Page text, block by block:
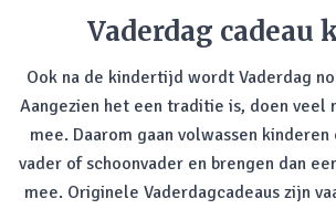
Vaderdag cadeau
Ook na de kindertijd wordt Vaderdag
Aangezien het een traditie is, doen veel
mee. Daarom gaan volwassen kinderen
vader of schoonvader en brengen dan
mee. Originele Vaderdagcadeaus zijn